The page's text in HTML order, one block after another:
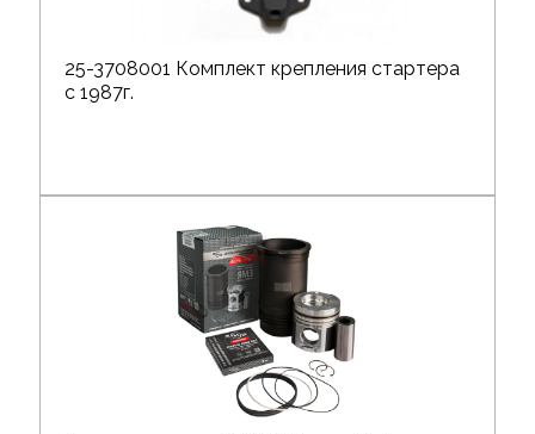
25-3708001 Комплект крепления стартера
с 1987г.